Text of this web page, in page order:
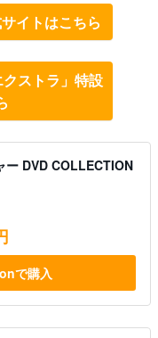
ストラ」特設
ー DVD COLLECTION
DVD COLLECTION